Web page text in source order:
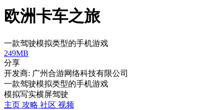
欧洲卡车之旅
一款驾驶模拟类型的手机游戏
249MB
分享
开发商: 广州合游网络科技有限公司
一款驾驶模拟类型的手机游戏
模拟写实横屏驾驶
主页 攻略 社区 视频